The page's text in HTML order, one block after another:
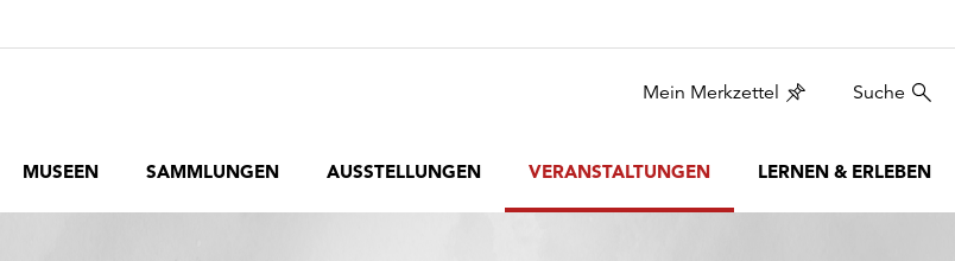
Mein Merkzettel Suche
MUSEEN SAMMLUNGEN AUSSTELLUNGEN VERANSTALTUNGEN LERNEN & ERLEBEN